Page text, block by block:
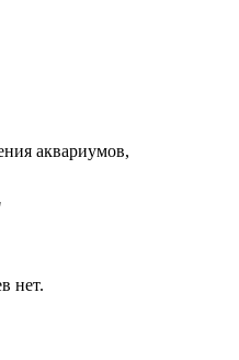
аквариумов,
нет.